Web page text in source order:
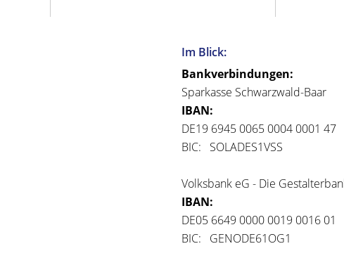
Im Blick:
Bankverbindungen:
Sparkasse Schwarzwald-Baar
IBAN:
DE19 6945 0065 0004 0001 47
BIC: SOLADES1VSS
Volksbank eG - Die
IBAN:
DE05 6649 0000 0019 0016 01
BIC: GENODE61OG1